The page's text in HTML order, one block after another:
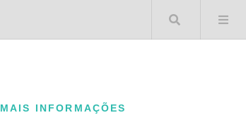
Buscar
MAIS INFORMAÇÕES